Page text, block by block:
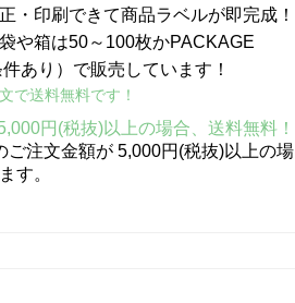
・印刷できて商品ラベルが即完成！
や箱は50～100枚かPACKAGE
あり） で販売しています！
で送料無料です！
ご注文金額が 5,000円(税抜)以上の場
す。